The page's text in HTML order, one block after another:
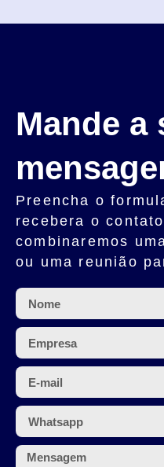
Mande a
Preencha o
recebera o
combinaremos
ou uma reunião